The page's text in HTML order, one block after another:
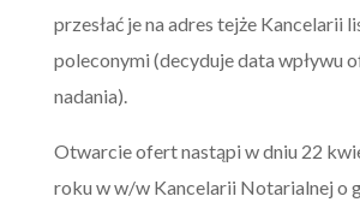
przesłać je na adres tejże Kancelarii
poleconymi (decyduje data wpływu
nadania).
Otwarcie ofert nastąpi w dniu 22
roku w w/w Kancelarii Notarialnej o